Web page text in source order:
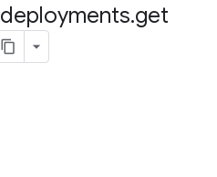
deployments.get